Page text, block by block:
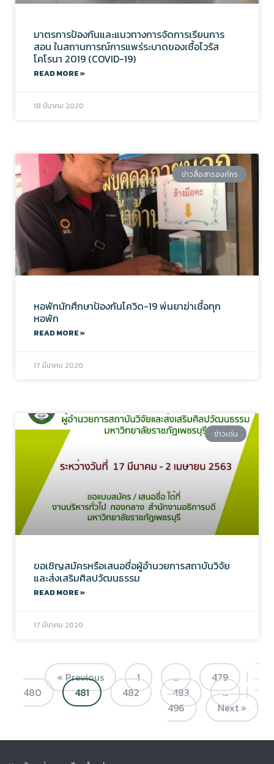
มาตรการป้องกันและแนวทางการจัดการเรียนการ
สอน ในสถานการณ์การแพร่ระบาดของเชื้อไวรัส
โคโรนา 2019 (COVID-19)
READ MORE »
18 มีนาคม 2020
ข่าวสื่อสารองค์กร
หอพักนักศึกษาป้องกันโควิด-19 พ่นยาฆ่าเชื้อทุก
หอพัก
READ MORE »
17 มีนาคม 2020
ข่าวเด่น
ขอเชิญสมัครหรือเสนอชื่อผู้อำนวยการสถาบันวิจัย
และส่งเสริมศิลปวัฒนธรรม
READ MORE »
17 มีนาคม 2020
« Previous 1 …
479
480
481 482 483
…
496
Next »